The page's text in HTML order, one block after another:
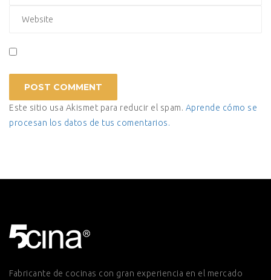
Este sitio usa Akismet para reducir el spam. Aprende cómo se
procesan los datos de tus comentarios.
Fabricante de cocinas con gran experiencia en el mercado